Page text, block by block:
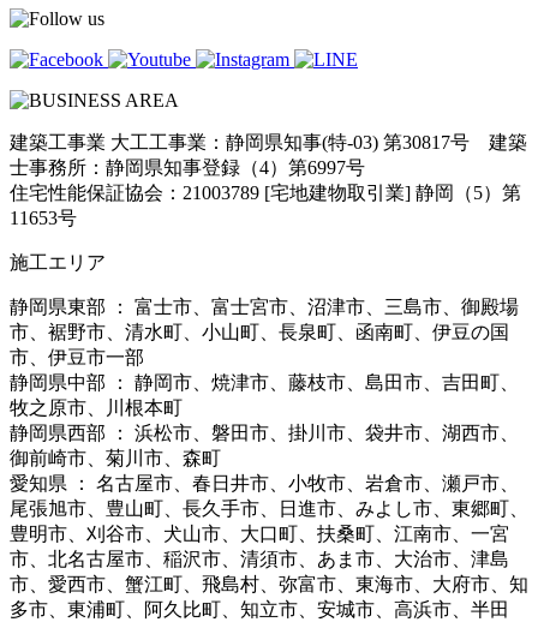
建築工事業 大工工事業：静岡県知事(特-03) 第30817号 建築
士事務所：静岡県知事登録（4）第6997号
住宅性能保証協会：21003789 [宅地建物取引業] 静岡（5）第
11653号
施工エリア
静岡県東部 ： 富士市、富士宮市、沼津市、三島市、御殿場
市、裾野市、清水町、小山町、長泉町、函南町、伊豆の国
市、伊豆市一部
静岡県中部 ： 静岡市、焼津市、藤枝市、島田市、吉田町、
牧之原市、川根本町
静岡県西部 ： 浜松市、磐田市、掛川市、袋井市、湖西市、
御前崎市、菊川市、森町
愛知県 ： 名古屋市、春日井市、小牧市、岩倉市、瀬戸市、
尾張旭市、豊山町、長久手市、日進市、みよし市、東郷町、
豊明市、刈谷市、犬山市、大口町、扶桑町、江南市、一宮
市、北名古屋市、稲沢市、清須市、あま市、大治市、津島
市、愛西市、蟹江町、飛島村、弥富市、東海市、大府市、知
多市、東浦町、阿久比町、知立市、安城市、高浜市、半田